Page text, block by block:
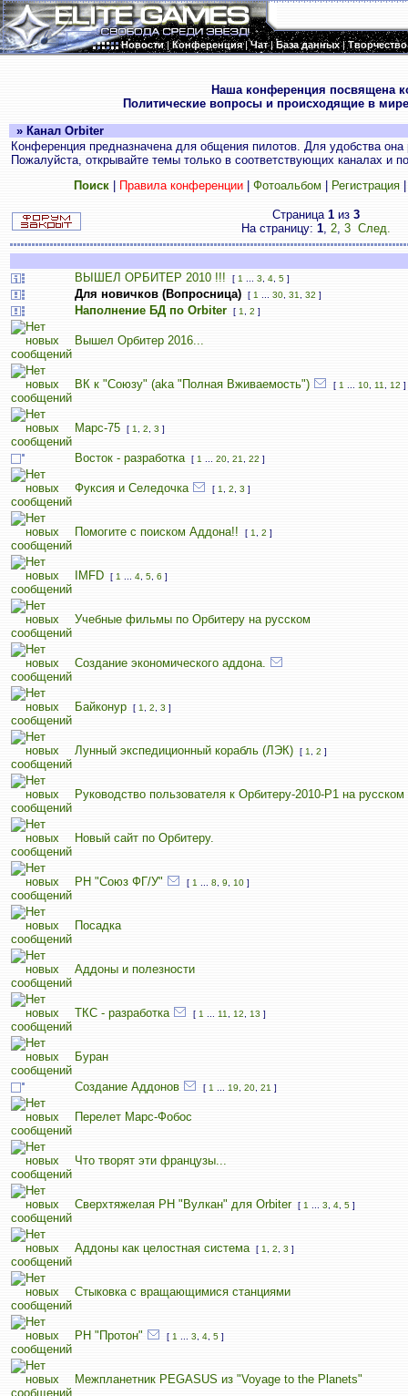
Новости|Конференция|Чат|База данных|Творчество
Наша конференция посвящена
Политические вопросы и происходящие в
» Канал Orbiter
Конференция предназначена для общения пилотов. Для удобства
Пожалуйста, открывайте темы только в соответствующих каналах и
Поиск| Правила конференции| Фотоальбом Регистрация
Страница 1 из 3
На страницу: 1, 2, 3 След.
ВЫШЕЛ ОРБИТЕР 2010 !!! [ 1 3 4 5 ]
Для новичков (Вопросница) [ 1 30 31 32 ]
Наполнение БД по Orbiter [ 1 2 ]
Вышел Орбитер 2016...
ВК к "Союзу" (aka "Полная Вживаемость") [ 1 10 11 12 ]
Марс-75 [ 1 2 3 ]
Восток - разработка [ 1 20 21 22 ]
Фуксия и Селедочка [ 1 2 3 ]
Помогите с поиском Аддона!! [ 1 2 ]
IMFD [ 1 4 5 6 ]
Учебные фильмы по Орбитеру на русском
Создание экономического аддона.
Байконур [ 1 2 3 ]
Лунный экспедиционный корабль (ЛЭК) [ 1 2 ]
Руководство пользователя к Орбитеру-2010-P1 на русском
Новый сайт по Орбитеру.
РН "Союз ФГ/У" [ 1 8 9 10 ]
Посадка
Аддоны и полезности
ТКС - разработка [ 1 11 12 13 ]
Буран
Создание Аддонов [ 1 19 20 21 ]
Перелет Марс-Фобос
Что творят эти французы...
Сверхтяжелая РН "Вулкан" для Orbiter [ 1 3 4 5 ]
Аддоны как целостная система [ 1 2 3 ]
Стыковка с вращающимися станциями
РН "Протон" [ 1 3 4 5 ]
Межпланетник PEGASUS из "Voyage to the Planets"